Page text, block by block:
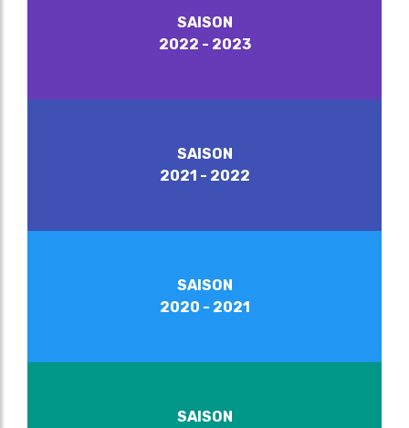
SAISON
2022 - 2023
SAISON
2021 - 2022
SAISON
2020 - 2021
SAISON